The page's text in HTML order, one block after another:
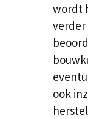
wordt
verder
ook